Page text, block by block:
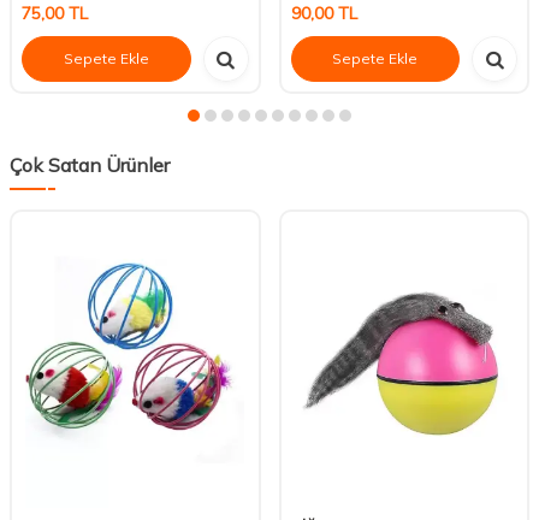
75,00TL
Sepete Ekle
90,00TL
Sepete Ekle
Çok Satan Ürünler